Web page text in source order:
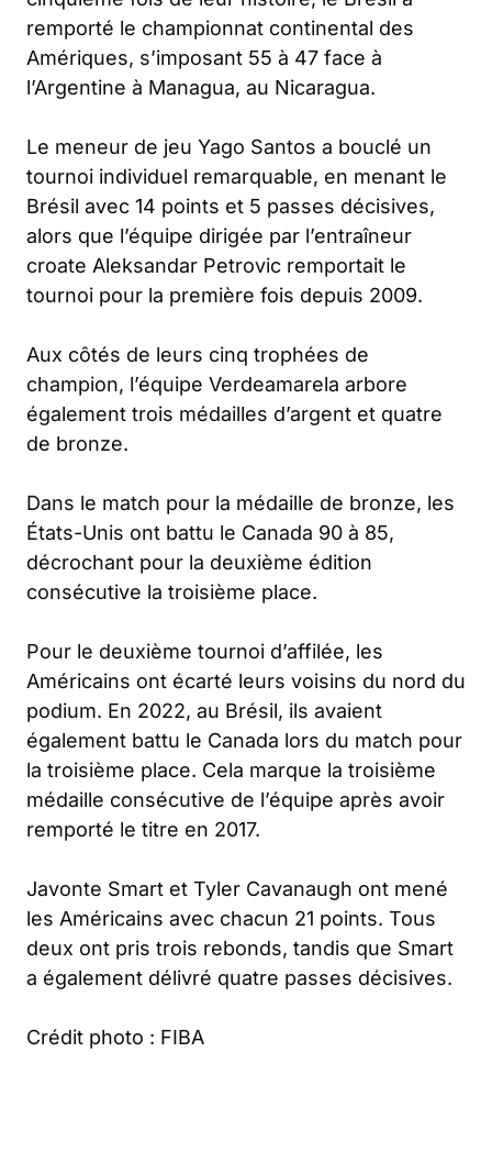
remporté le championnat continental des
Amériques, s’imposant 55 à 47 face à
l’Argentine à Managua, au Nicaragua.
Le meneur de jeu Yago Santos a bouclé un
tournoi individuel remarquable, en menant le
Brésil avec 14 points et 5 passes décisives,
alors que l’équipe dirigée par l’entraîneur
croate Aleksandar Petrovic remportait le
tournoi pour la première fois depuis 2009.
Aux côtés de leurs cinq trophées de
champion, l’équipe Verdeamarela arbore
également trois médailles d’argent et quatre
de bronze.
Dans le match pour la médaille de bronze, les
États-Unis ont battu le Canada 90 à 85,
décrochant pour la deuxième édition
consécutive la troisième place.
Pour le deuxième tournoi d’affilée, les
Américains ont écarté leurs voisins du nord du
podium. En 2022, au Brésil, ils avaient
également battu le Canada lors du match pour
la troisième place. Cela marque la troisième
médaille consécutive de l’équipe après avoir
remporté le titre en 2017.
Javonte Smart et Tyler Cavanaugh ont mené
les Américains avec chacun 21 points. Tous
deux ont pris trois rebonds, tandis que Smart
a également délivré quatre passes décisives.
Crédit photo : FIBA